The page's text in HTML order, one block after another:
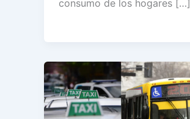
consumo de los hogares […]